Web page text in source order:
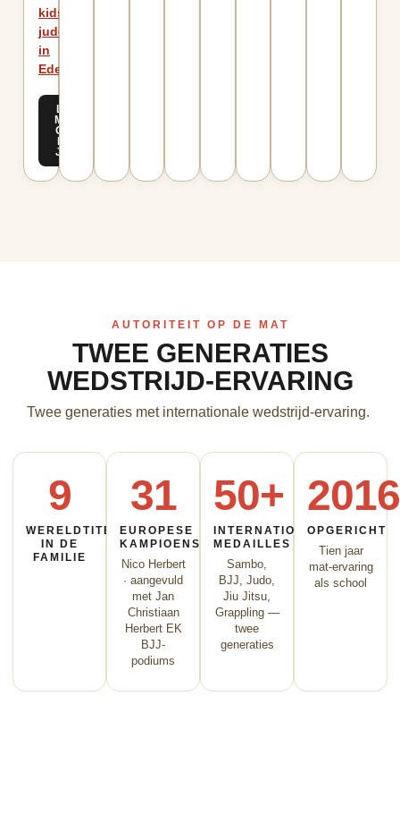
kids
judo
in
Ede
LEES
MEER
OVER
JUDO
AUTORITEIT OP DE MAT
TWEE GENERATIES
WEDSTRIJD-ERVARING
Twee generaties met internationale wedstrijd-ervaring.
9
WERELDTITELS
IN DE
FAMILIE
31
EUROPESE
KAMPIOENSCHAPPEN
Nico Herbert
· aangevuld
met Jan
Christiaan
Herbert EK
BJJ-
podiums
50+
INTERNATIONALE
MEDAILLES
Sambo,
BJJ, Judo,
Jiu Jitsu,
Grappling —
twee
generaties
2016
OPGERICHT
Tien jaar
mat-ervaring
als school